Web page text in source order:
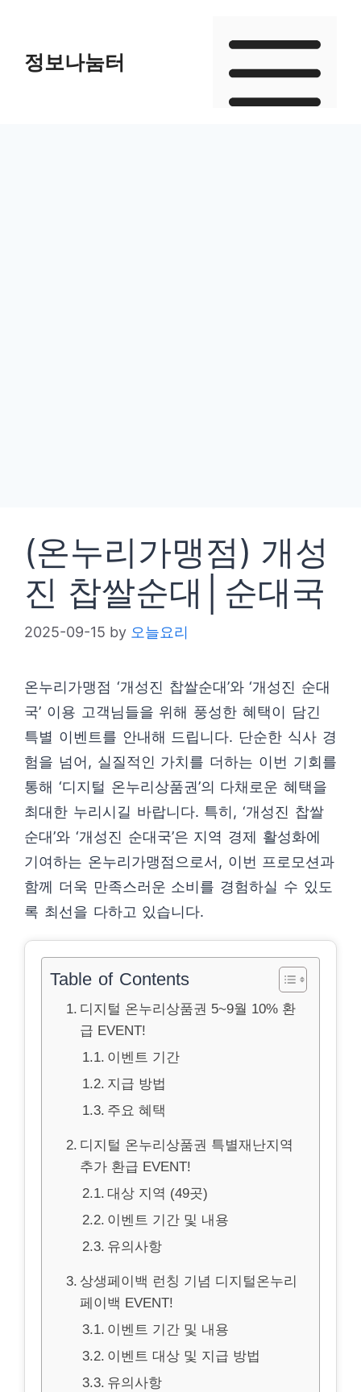
content정보나눔터
(온누리가맹점) 개성
진 찹쌀순대│순대국
2025-09-15 by 오늘요리
온누리가맹점 ‘개성진 찹쌀순대’와 ‘개성진 순대
국’ 이용 고객님들을 위해 풍성한 혜택이 담긴
특별 이벤트를 안내해 드립니다. 단순한 식사 경
험을 넘어, 실질적인 가치를 더하는 이번 기회를
통해 ‘디지털 온누리상품권’의 다채로운 혜택을
최대한 누리시길 바랍니다. 특히, ‘개성진 찹쌀
순대’와 ‘개성진 순대국’은 지역 경제 활성화에
기여하는 온누리가맹점으로서, 이번 프로모션과
함께 더욱 만족스러운 소비를 경험하실 수 있도
록 최선을 다하고 있습니다.
Table of Contents
디지털 온누리상품권 5~9월 10% 환
급 EVENT!
이벤트 기간
지급 방법
주요 혜택
디지털 온누리상품권 특별재난지역
추가 환급 EVENT!
대상 지역 (49곳)
이벤트 기간 및 내용
유의사항
상생페이백 런칭 기념 디지털온누리
페이백 EVENT!
이벤트 기간 및 내용
이벤트 대상 및 지급 방법
유의사항